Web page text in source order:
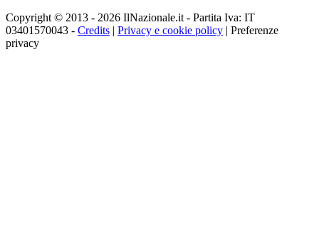
Copyright © 2013 - 2026 IlNazionale.it - Partita Iva: IT
03401570043 - Credits | Privacy e cookie policy | Preferenze
privacy